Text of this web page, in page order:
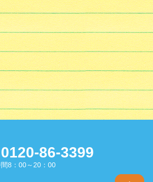
0120-86-3399
8：00～20：00